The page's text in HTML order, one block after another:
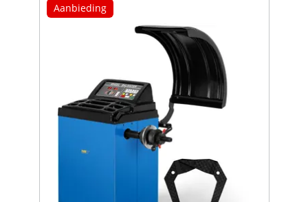
Aanbieding